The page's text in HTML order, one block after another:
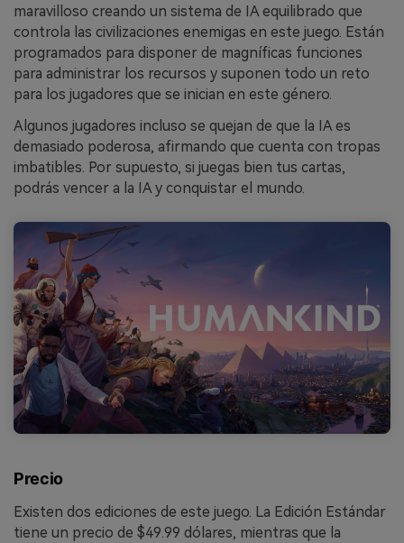
maravilloso creando un sistema de IA equilibrado que
controla las civilizaciones enemigas en este juego. Están
programados para disponer de magníficas funciones
para administrar los recursos y suponen todo un reto
para los jugadores que se inician en este género.
Algunos jugadores incluso se quejan de que la IA es
demasiado poderosa, afirmando que cuenta con tropas
imbatibles. Por supuesto, si juegas bien tus cartas,
podrás vencer a la IA y conquistar el mundo.
Precio
Existen dos ediciones de este juego. La Edición Estándar
tiene un precio de $49.99 dólares, mientras que la